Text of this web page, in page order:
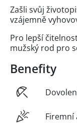
Zašli svůj
vzájemně
Pro lepší
mužský rod pro
Benefity
Firemní